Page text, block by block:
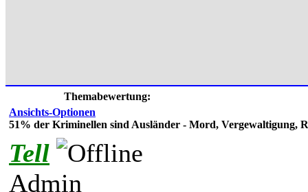
Themabewertung:
Ansichts-Optionen
51% der Kriminellen sind Ausländer - Mord, Vergewaltigung,
Tell
Admin